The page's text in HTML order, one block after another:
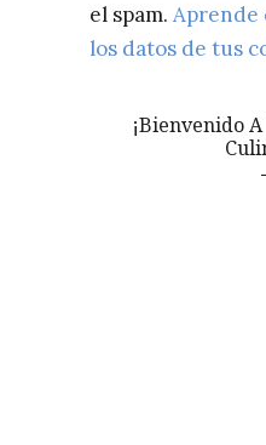
el spam. Aprende
los datos de tus
¡Bienvenido